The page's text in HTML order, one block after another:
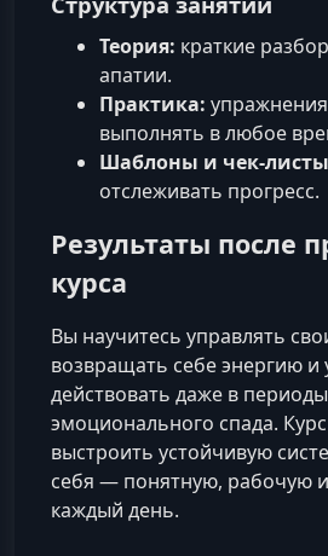
Теория: краткие
апатии.
Практика:
выполнять в любое
Шаблоны и чек-
отслеживать прогресс.
Результаты после
курса
Вы научитесь управлять
возвращать себе энергию и
действовать даже в периоды
эмоционального спада.
выстроить устойчивую
себя — понятную, рабочую
каждый день.